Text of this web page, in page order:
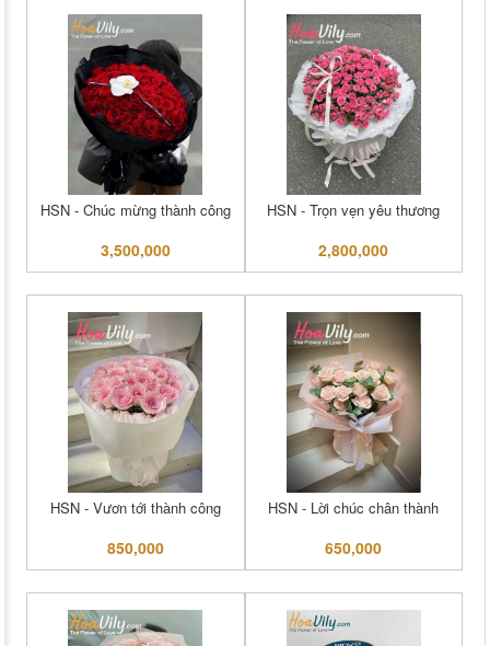
HSN - Chúc mừng thành công
3,500,000
HSN - Trọn vẹn yêu thương
2,800,000
HSN - Vươn tới thành công
850,000
HSN - Lời chúc chân thành
650,000